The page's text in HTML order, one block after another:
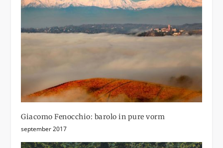
Giacomo Fenocchio: barolo in pure vorm
september 2017